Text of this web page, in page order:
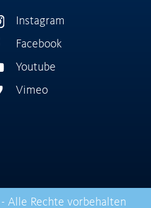
Instagram
Facebook
Youtube
Vimeo
Alle Rechte vorbehalten